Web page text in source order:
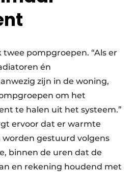
twee pompgroepen. “Als er
én
zijn in de woning,
om het
te halen uit het systeem.”
ervoor dat er warmte
gestuurd volgens
binnen de uren dat de
en rekening houdend met